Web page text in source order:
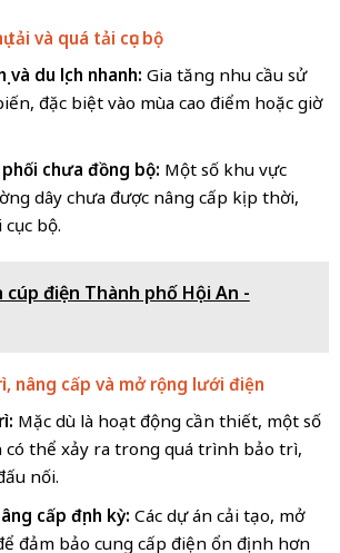
tải và quá tải cục bộ
và du lịch nhanh: Gia tăng nhu cầu sử
đặc biệt vào mùa cao điểm hoặc giờ
chưa đồng bộ: Một số khu vực
dây chưa được nâng cấp kịp thời,
bộ.
cúp điện Thành phố Hội An -
nâng cấp và mở rộng lưới điện
Mặc dù là hoạt động cần thiết, một số
có thể xảy ra trong quá trình bảo trì,
nối.
cấp định kỳ: Các dự án cải tạo, mở
đảm bảo cung cấp điện ổn định hơn